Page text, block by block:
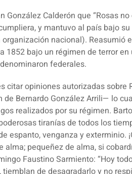
González Calderón que “Rosas
y mantuvo al país bajo
organización nacional).
1852 bajo un régimen de terror
federales.
citar opiniones autorizadas
de Bernardo González Arrili— lo
realizados por su régimen.
tiranías de todos los
espanto, venganza y
alma; pequeñez de alma, si
Faustino Sarmiento: “Hoy
de desagradarlo y no